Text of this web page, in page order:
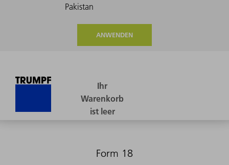
ANWENDEN
Form 18